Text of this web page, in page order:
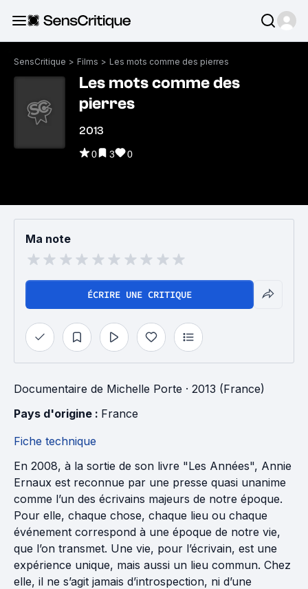
SensCritique > Films > Les mots comme des pierres
Les mots comme des
pierres
2013
0 3 0
Ma note
ÉCRIRE UNE CRITIQUE
Documentaire de Michelle Porte · 2013 (France)
Pays d'origine : France
Fiche technique
En 2008, à la sortie de son livre "Les Années", Annie
Ernaux est reconnue par une presse quasi unanime
comme l’un des écrivains majeurs de notre époque.
Pour elle, chaque chose, chaque lieu ou chaque
événement correspond à une époque de notre vie,
que l’on transmet. Une vie, pour l’écrivain, est une
expérience unique, mais aussi un lieu commun. Chez
elle, il ne s’agit jamais d’introspection, ni d’une